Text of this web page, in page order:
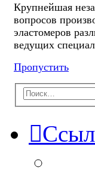
Крупнейшая
вопросов
эластомеров
ведущих
Пропустить